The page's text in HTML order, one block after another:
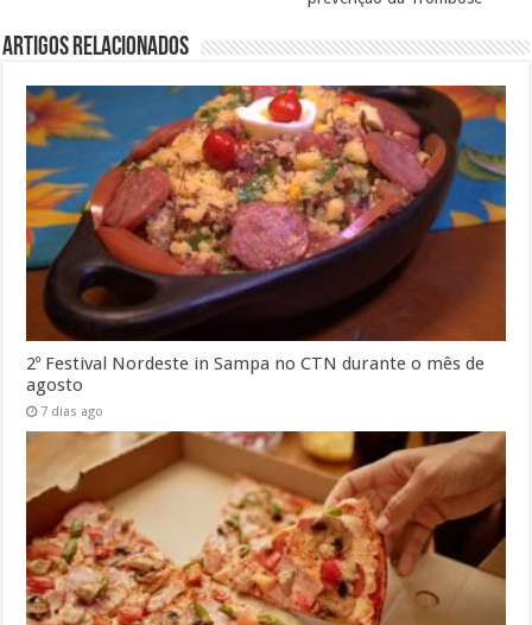
Artigos Relacionados
2º Festival Nordeste in Sampa no CTN durante o mês de
agosto
7 dias ago